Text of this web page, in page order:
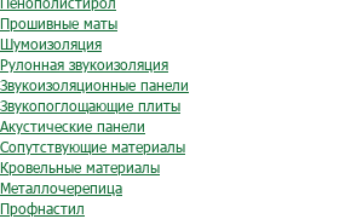
Прошивные маты
Шумоизоляция
Рулонная звукоизоляция
Звукоизоляционные панели
Звукопоглощающие плиты
Акустические панели
Сопутствующие материалы
Кровельные материалы
Металлочерепица
Профнастил